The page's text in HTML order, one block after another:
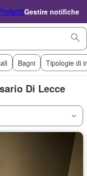
Gestire notifiche
Bagni Tipologie di
Di Lecce